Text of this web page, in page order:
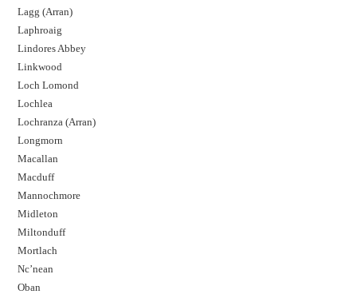
Lagg (Arran)
Laphroaig
Lindores Abbey
Linkwood
Loch Lomond
Lochlea
Lochranza (Arran)
Longmorn
Macallan
Macduff
Mannochmore
Midleton
Miltonduff
Mortlach
Nc’nean
Oban